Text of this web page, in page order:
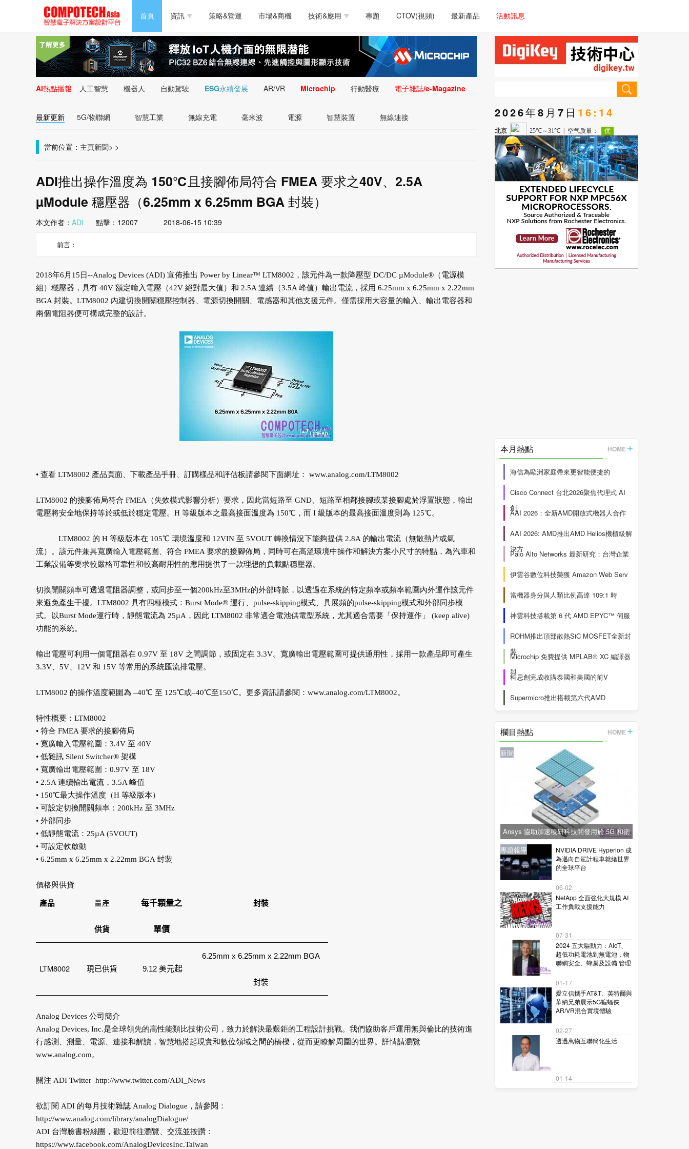
首頁 資訊
半導體/零組件 測試量測
PC/周邊 軟體/工具 醫療電子
新能源 人工智慧 安防監控
策略&營運 市場&商機 技術&應用
電源技術
醫療電子 通訊&網路
類比技術 LED/照明技術 微處理器/微控制器
嵌入技術 感測技術
專題 CTOV(視頻) 最新產品 活動訊息
PC/周邊 軟體/工具 醫療電子
新能源 人工智慧 安防監控
醫療電子 通訊&網路 介面技術
類比技術 LED/照明技術 微處理器/微控制器
嵌入技術 感測技術 量測儀器
智慧型視覺影像/監
控技術
AI熱點播報 人工智慧 機器人 自動駕駛 ESG永續發展 AR/VR Microchip 行動醫療 電子雜誌/e-Magazine
最新更新 5G/物聯網 智慧工業 無線充電 毫米波 電源 智慧裝置 無線連接
當前位置： 主頁 >
新聞 >
ADI推出操作溫度為 150℃且接腳佈局符合 FMEA 要求之40V、2.5A
µModule 穩壓器（6.25mm x 6.25mm BGA 封裝）
本文作者： ADI 點擊： 12007 2018-06-15 10:39
前言：
2018年6月15日--Analog Devices (ADI) 宣佈推出 Power by Linear™ LTM8002，該元件為一款降壓型 DC/DC µModule®（電源模
組）穩壓器，具有 40V 額定輸入電壓（42V 絕對最大值）和 2.5A 連續（3.5A 峰值）輸出電流，採用 6.25mm x 6.25mm x 2.22mm
BGA 封裝。LTM8002 內建切換開關穩壓控制器、電源切換開關、電感器和其他支援元件。僅需採用大容量的輸入、輸出電容器和
兩個電阻器便可構成完整的設計。
• 查看 LTM8002 產品頁面、下載產品手冊、訂購樣品和評估板請參閱下面網址： www.analog.com/LTM8002
LTM8002 的接腳佈局符合 FMEA（失效模式影響分析）要求，因此當短路至 GND、短路至相鄰接腳或某接腳處於浮置狀態，輸出
電壓將安全地保持等於或低於穩定電壓。H 等級版本之最高接面溫度為 150℃，而 I 級版本的最高接面溫度則為 125℃。
LTM8002 的 H 等級版本在 105℃ 環境溫度和 12VIN 至 5VOUT 轉換情況下能夠提供 2.8A 的輸出電流（無散熱片或氣
流）。該元件兼具寬廣輸入電壓範圍、符合 FMEA 要求的接腳佈局，同時可在高溫環境中操作和解決方案小尺寸的特點，為汽車和
工業設備等要求較嚴格可靠性和較高耐用性的應用提供了一款理想的負載點穩壓器。
切換開關頻率可透過電阻器調整，或同步至一個200kHz至3MHz的外部時脈，以透過在系統的特定頻率或頻率範圍內外運作該元件
來避免產生干擾。LTM8002 具有四種模式：Burst Mode® 運行、pulse-skipping模式、具展頻的pulse-skipping模式和外部同步模
式。以Burst Mode運行時，靜態電流為 25µA，因此 LTM8002 非常適合電池供電型系統，尤其適合需要「保持運作」 (keep alive)
功能的系統。
輸出電壓可利用一個電阻器在 0.97V 至 18V 之間調節，或固定在 3.3V。寬廣輸出電壓範圍可提供通用性，採用一款產品即可產生
3.3V、5V、12V 和 15V 等常用的系統匯流排電壓。
LTM8002 的操作溫度範圍為 –40℃ 至 125℃或–40℃至150℃。更多資訊請參閱： www.analog.com/LTM8002。
特性概要：LTM8002
• 符合 FMEA 要求的接腳佈局
• 寬廣輸入電壓範圍：3.4V 至 40V
• 低雜訊 Silent Switcher® 架構
• 寬廣輸出電壓範圍：0.97V 至 18V
• 2.5A 連續輸出電流，3.5A 峰值
• 150℃最大操作溫度（H 等級版本）
• 可設定切換開關頻率：200kHz 至 3MHz
• 外部同步
• 低靜態電流：25µA (5VOUT)
• 可設定軟啟動
• 6.25mm x 6.25mm x 2.22mm BGA 封裝
價格與供貨
產品 量產
供貨
每千顆量之
單價
封裝
LTM8002 現已供貨 9.12 美元起
6.25mm x 6.25mm x 2.22mm BGA
封裝
Analog Devices 公司簡介
Analog Devices, Inc.是全球領先的高性能類比技術公司，致力於解決最艱鉅的工程設計挑戰。我們協助客戶運用無與倫比的技術進
行感測、測量、電源、連接和解讀，智慧地搭起現實和數位領域之間的橋樑，從而更瞭解周圍的世界。詳情請瀏覽
www.analog.com。
關注 ADI Twitter http://www.twitter.com/ADI_News
欲訂閱 ADI 的每月技術雜誌 Analog Dialogue，請參閱：
http://www.analog.com/library/analogDialogue/
ADI 台灣臉書粉絲團，歡迎前往瀏覽、交流並按讚：
https://www.facebook.com/AnalogDevicesInc.Taiwan
2026年8月7日 16:14
本月熱點 HOME
海信為歐洲家庭帶來更智能便捷的
Cisco Connect 台北2026聚焦代理式 AI
創
AAI 2026：全新AMD開放式機器人合作
AAI 2026: AMD推出AMD Helios機櫃級解
決方
Palo Alto Networks 最新研究：台灣企業
伊雲谷數位科技榮獲 Amazon Web Serv
當機器身分與人類比例高達 109:1 時
神雲科技搭載第 6 代 AMD EPYC™ 伺服
ROHM推出頂部散熱SiC MOSFET全新封
裝
Microchip 免費提供 MPLAB® XC 編譯器
與
科思創完成收購泰國和美國的前V
Supermicro推出搭載第六代AMD
EPYC™
欄目熱點 HOME
新聞
Ansys 協助加速稜研科技開發用於 5G 和衛
星通訊的下一代毫米波技術
新聞
NVIDIA DRIVE Hyperion 成
為邁向自駕計程車就緒世界
的全球平台
06-02
新聞
NetApp 全面強化大規模 AI
工作負載支援能力
07-31
專題報導
2024 五大驅動力：AIoT、
超低功耗電池到無電池，物
聯網安全、蜂巢及設備 管理
01-17
新聞
愛立信攜手AT&T、英特爾與
華納兄弟展示5G蝙蝠俠
AR/VR混合實境體驗
02-27
專題報導
透過萬物互聯簡化生活
01-14